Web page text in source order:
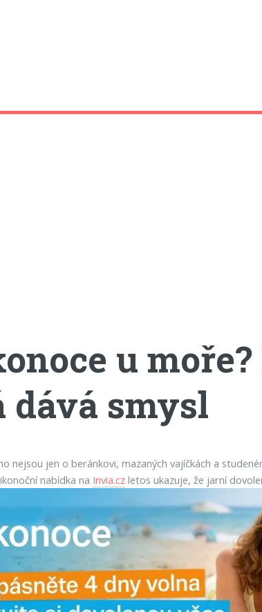
u
dává smysl
nejsou jen o beránkovi, mazaných vajíčkách a
nabídka na Invia.czletos ukazuje, že jarní